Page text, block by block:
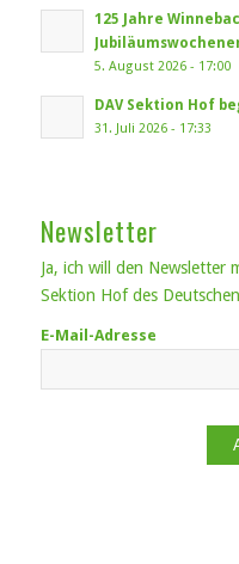
125 Jahre
5. August 2026 - 17:00
DAV Sektion Hof
31. Juli 2026 - 17:33
Newsletter
Ja, ich will den Newsletter
Sektion Hof des
E-Mail-Adresse